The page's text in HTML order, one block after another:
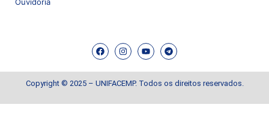
Ouvidoria
Copyright © 2025 – UNIFACEMP. Todos os direitos reservados.